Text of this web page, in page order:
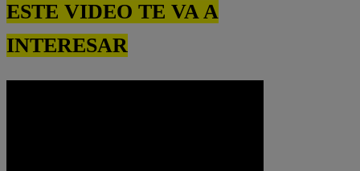
ESTE VIDEO TE VA A
INTERESAR